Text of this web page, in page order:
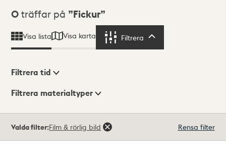
Sökresultat
0 träffar på Fickur
Visa lista Visa karta Filtrera
Visningsläge
Filtrera tid
Filtrera materialtyper
träffar
Valda filter:Film & rörlig bild Rensa filter